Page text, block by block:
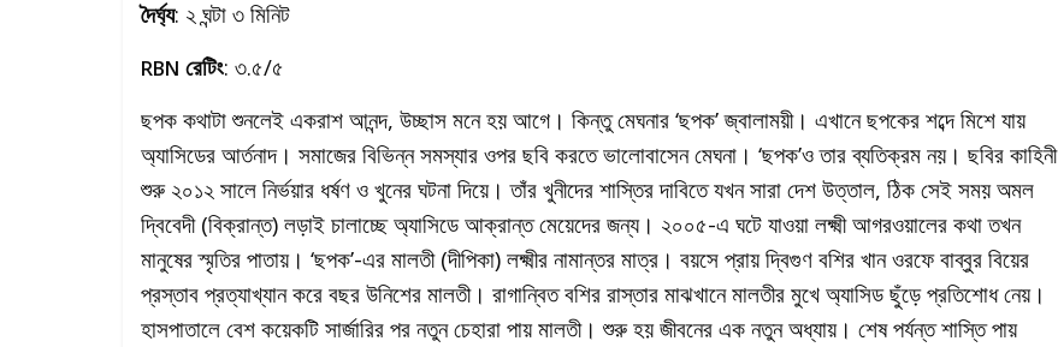
দৈর্ঘ্য: ২ ঘন্টা ৩ মিনিট
RBN রেটিং: ৩.৫/৫
ছপক কথাটা শুনলেই একরাশ আনন্দ, উচ্ছাস মনে হয় আগে। কিন্তু মেঘনার ‘ছপক’ জ্বালাময়ী। এখানে ছপকের শব্দে মিশে যায়
অ্যাসিডের আর্তনাদ। সমাজের বিভিন্ন সমস্যার ওপর ছবি করতে ভালোবাসেন মেঘনা। ‘ছপক’ও তার ব্যতিক্রম নয়। ছবির কাহিনী
শুরু ২০১২ সালে নির্ভয়ার ধর্ষণ ও খুনের ঘটনা দিয়ে। তাঁর খুনীদের শাস্তির দাবিতে যখন সারা দেশ উত্তাল, ঠিক সেই সময় অমল
দ্বিবেদী (বিক্রান্ত) লড়াই চালাচ্ছে অ্যাসিডে আক্রান্ত মেয়েদের জন্য। ২০০৫-এ ঘটে যাওয়া লক্ষ্মী আগরওয়ালের কথা তখন
মানুষের স্মৃতির পাতায়। ‘ছপক’-এর মালতী (দীপিকা) লক্ষ্মীর নামান্তর মাত্র। বয়সে প্রায় দ্বিগুণ বশির খান ওরফে বাব্বুর বিয়ের
প্রস্তাব প্রত্যাখ্যান করে বছর উনিশের মালতী। রাগান্বিত বশির রাস্তার মাঝখানে মালতীর মুখে অ্যাসিড ছুঁড়ে প্রতিশোধ নেয়।
হাসপাতালে বেশ কয়েকটি সার্জারির পর নতুন চেহারা পায় মালতী। শুরু হয় জীবনের এক নতুন অধ্যায়। শেষ পর্যন্ত শাস্তি পায়